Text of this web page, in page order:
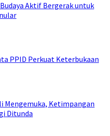
Aktif Bergerak untuk
PPID Perkuat Keterbukaan
Mengemuka, Ketimpangan
Ditunda